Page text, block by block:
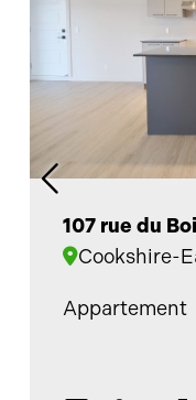
107 rue du
Cookshire-
Appartement